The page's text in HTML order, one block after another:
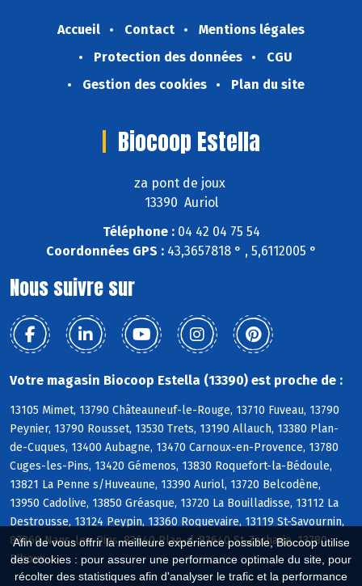
Afin de vous offrir la meilleure expérience possible, Biocoop utilise
des cookies : pour assurer une performance optimale du site, pour
récolter des statistiques afin d'analyser le trafic et la performance
Accueil Contact
Mentions légales
Protection des données
CGU
Gestion des cookies
Plan du site
Biocoop Estella
za pont de joux
13390 Auriol
Téléphone :04 42 04 75 54
Coordonnées GPS :43,3657818 ° , 5,6112005 °
Nous suivre sur
Votre magasin Biocoop Estella (13390) est proche de :
13105 Mimet, 13790 Châteauneuf-le-Rouge, 13710 Fuveau, 13790
Peynier, 13790 Rousset, 13530 Trets, 13190 Allauch, 13380 Plan-
de-Cuques, 13400 Aubagne, 13470 Carnoux-en-Provence, 13780
Cuges-les-Pins, 13420 Gémenos, 13830 Roquefort-la-Bédoule,
13821 La Penne s/Huveaune, 13390 Auriol, 13720 Belcodène,
13950 Cadolive, 13850 Gréasque, 13720 La Bouilladisse, 13112 La
Destrousse, 13124 Peypin, 13360 Roquevaire, 13119 St-Savournin,
83860 Nans-les-Pins, 83640 Plan-d, 83640 St-Zacharie, 13780
Riboux